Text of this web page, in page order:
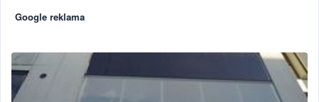
Google reklama